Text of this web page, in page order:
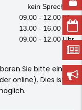
kein Sprechtag
09.00 - 12.00 Uhr
13.00 - 16.00 Uhr
09.00 - 12.00 Uhr
Sie bitte einen
online). Dies ist